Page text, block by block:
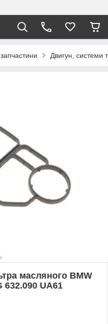
Двигун, системи
масляного BMW
632.090 UA61